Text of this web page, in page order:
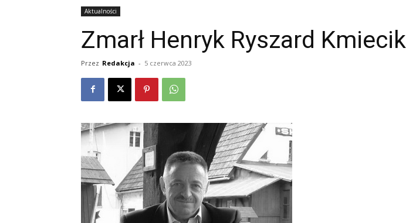
Aktualności
Zmarł Henryk Ryszard Kmiecik
Przez Redakcja - 5 czerwca 2023